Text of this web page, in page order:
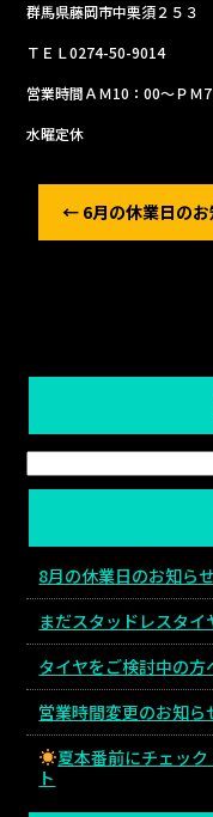
群馬県藤岡市中栗須２５３
ＴＥＬ0274-50-9014
営業時間ＡＭ10：00～ＰＭ
水曜定休
← 6月の休業日の
8月の休業日のお知らせ
まだスタッドレスタイ
タイヤをご検討中の
営業時間変更のお知ら
夏本番前にチェッ
ト